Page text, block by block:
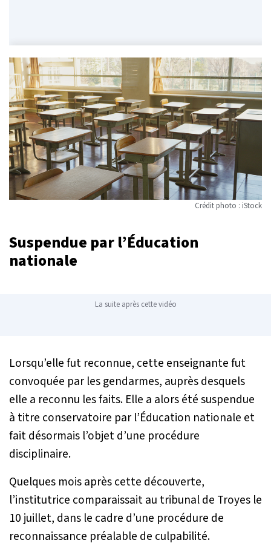
Crédit photo : iStock
Suspendue par l’Éducation
nationale
La suite après cette vidéo
Lorsqu’elle fut reconnue, cette enseignante fut
convoquée par les gendarmes, auprès desquels
elle a reconnu les faits. Elle a alors été suspendue
à titre conservatoire par l’Éducation nationale et
fait désormais l’objet d’une procédure
disciplinaire.
Quelques mois après cette découverte,
l’institutrice comparaissait au tribunal de Troyes le
10 juillet, dans le cadre d’une procédure de
reconnaissance préalable de culpabilité.